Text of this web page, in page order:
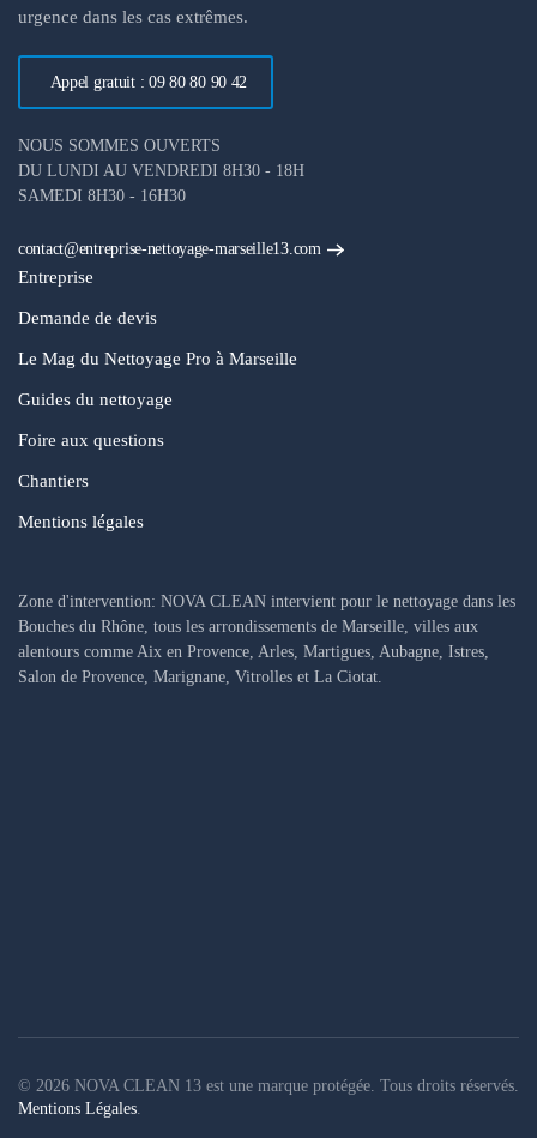
urgence dans les cas extrêmes.
Appel gratuit : 09 80 80 90 42
NOUS SOMMES OUVERTS
DU LUNDI AU VENDREDI 8H30 - 18H
SAMEDI 8H30 - 16H30
contact@entreprise-nettoyage-marseille13.com
Entreprise
Demande de devis
Le Mag du Nettoyage Pro à Marseille
Guides du nettoyage
Foire aux questions
Chantiers
Mentions légales
Zone d'intervention: NOVA CLEAN intervient pour le nettoyage dans les
Bouches du Rhône, tous les arrondissements de Marseille, villes aux
alentours comme Aix en Provence, Arles, Martigues, Aubagne, Istres,
Salon de Provence, Marignane, Vitrolles et La Ciotat.
© 2026 NOVA CLEAN 13 est une marque protégée. Tous droits réservés.
Mentions Légales.